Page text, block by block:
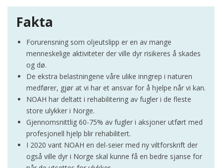
Fakta
Forurensning som oljeutslipp er en av mange
menneskelige aktiviteter der ville dyr risikeres å skades
og dø.
De ekstra belastningene våre ulike inngrep i naturen
medfører, gjør at vi har et ansvar for å hjelpe når vi kan.
NOAH har deltatt i rehabilitering av fugler i de fleste
store ulykker i Norge.
Gjennomsnittlig 60-75% av fugler i aksjoner utført med
profesjonell hjelp blir rehabilitert.
I 2020 vant NOAH en del-seier med ny viltforskrift der
også ville dyr i Norge skal kunne få en bedre sjanse for